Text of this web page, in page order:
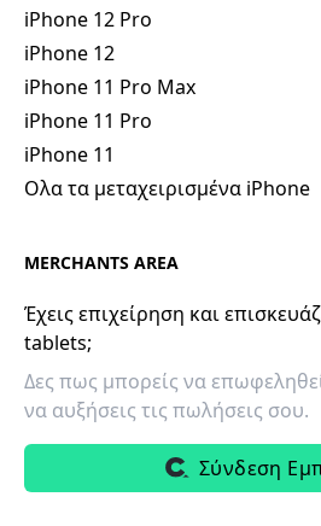
iPhone 12 Pro
iPhone 12
iPhone 11 Pro Max
iPhone 11 Pro
iPhone 11
Ολα τα μεταχειρισμένα iPhone
MERCHANTS AREA
Έχεις επιχείρηση και
tablets;
Δες πως μπορείς να
να αυξήσεις τις πωλήσεις σου.
Σύνδεση